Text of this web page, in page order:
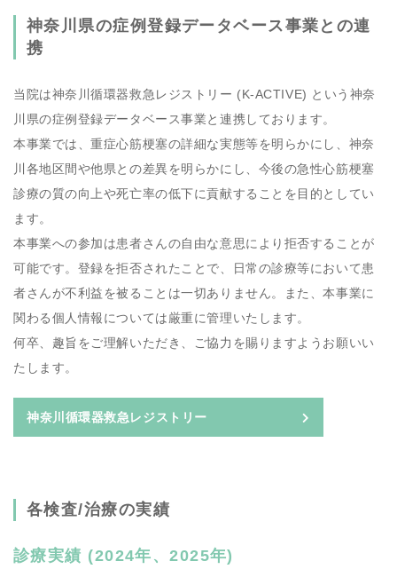
神奈川県の症例登録データベース事業との連
携
当院は神奈川循環器救急レジストリー (K-ACTIVE) という神奈
川県の症例登録データベース事業と連携しております。
本事業では、重症心筋梗塞の詳細な実態等を明らかにし、神奈
川各地区間や他県との差異を明らかにし、今後の急性心筋梗塞
診療の質の向上や死亡率の低下に貢献することを目的としてい
ます。
本事業への参加は患者さんの自由な意思により拒否することが
可能です。登録を拒否されたことで、日常の診療等において患
者さんが不利益を被ることは一切ありません。また、本事業に
関わる個人情報については厳重に管理いたします。
何卒、趣旨をご理解いただき、ご協力を賜りますようお願いい
たします。
神奈川循環器救急レジストリー
各検査/治療の実績
診療実績 (2024年、2025年)